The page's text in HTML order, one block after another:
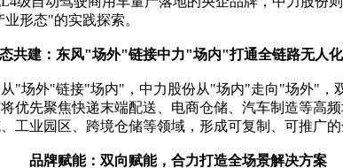
形态"的实践探索。
共建：东风"场外"链接中力"场内"打通全链路无人
"场外"链接"场内"，中力股份从"场内"走向"场外"
优先聚焦快递末端配送、电商仓储、汽车制造等
业园区、跨境仓储等领域，形成可复制、可推广的
品牌赋能：双向赋能，合力打造全场景解决方案